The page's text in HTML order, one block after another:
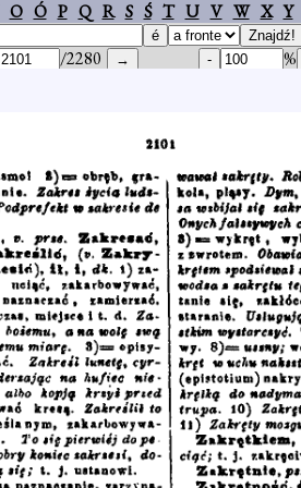
O Ó P Q R S Ś T U V W X Y
/2280
%